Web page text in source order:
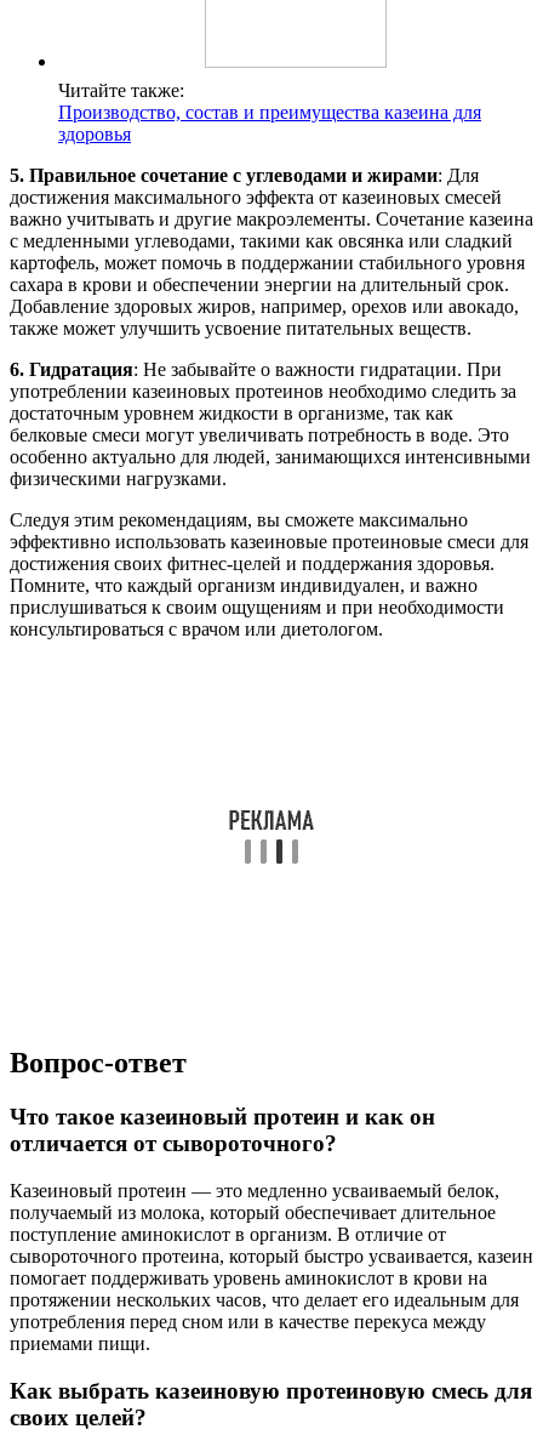
Читайте также:
Производство, состав и преимущества казеина для
здоровья
5. Правильное сочетание с углеводами и жирами: Для
достижения максимального эффекта от казеиновых смесей
важно учитывать и другие макроэлементы. Сочетание казеина
с медленными углеводами, такими как овсянка или сладкий
картофель, может помочь в поддержании стабильного уровня
сахара в крови и обеспечении энергии на длительный срок.
Добавление здоровых жиров, например, орехов или авокадо,
также может улучшить усвоение питательных веществ.
6. Гидратация: Не забывайте о важности гидратации. При
употреблении казеиновых протеинов необходимо следить за
достаточным уровнем жидкости в организме, так как
белковые смеси могут увеличивать потребность в воде. Это
особенно актуально для людей, занимающихся интенсивными
физическими нагрузками.
Следуя этим рекомендациям, вы сможете максимально
эффективно использовать казеиновые протеиновые смеси для
достижения своих фитнес-целей и поддержания здоровья.
Помните, что каждый организм индивидуален, и важно
прислушиваться к своим ощущениям и при необходимости
консультироваться с врачом или диетологом.
Вопрос-ответ
Что такое казеиновый протеин и как он
отличается от сывороточного?
Казеиновый протеин — это медленно усваиваемый белок,
получаемый из молока, который обеспечивает длительное
поступление аминокислот в организм. В отличие от
сывороточного протеина, который быстро усваивается, казеин
помогает поддерживать уровень аминокислот в крови на
протяжении нескольких часов, что делает его идеальным для
употребления перед сном или в качестве перекуса между
приемами пищи.
Как выбрать казеиновую протеиновую смесь для
своих целей?